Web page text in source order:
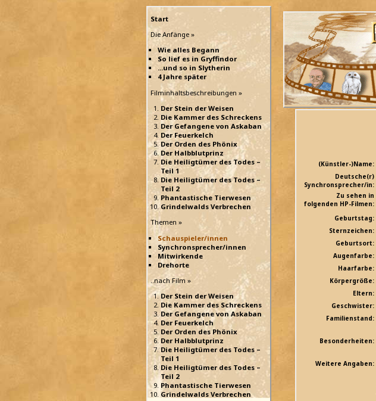
Start
Die Anfänge »
Wie alles Begann
So lief es in Gryffindor
...und so in Slytherin
4 Jahre später
Filminhaltsbeschreibungen »
Der Stein der Weisen
Die Kammer des Schreckens
Der Gefangene von Askaban
Der Feuerkelch
Der Orden des Phönix
Der Halbblutprinz
Die Heiligtümer des Todes –
Teil 1
Die Heiligtümer des Todes –
Teil 2
Phantastische Tierwesen
Grindelwalds Verbrechen
Themen »
Schauspieler/innen
Synchronsprecher/innen
Mitwirkende
Drehorte
..nach Film »
Der Stein der Weisen
Die Kammer des Schreckens
Der Gefangene von Askaban
Der Feuerkelch
Der Orden des Phönix
Der Halbblutprinz
Die Heiligtümer des Todes –
Teil 1
Die Heiligtümer des Todes –
Teil 2
Phantastische Tierwesen
Grindelwalds Verbrechen
(Künstler-)Name:
Deutsche(r)
Synchronsprecher/in:
Zu sehen in
folgenden HP-Filmen:
Geburtstag:
Sternzeichen:
Geburtsort:
Augenfarbe:
Haarfarbe:
Körpergröße:
Eltern:
Geschwister:
Familienstand:
Besonderheiten:
Weitere Angaben: